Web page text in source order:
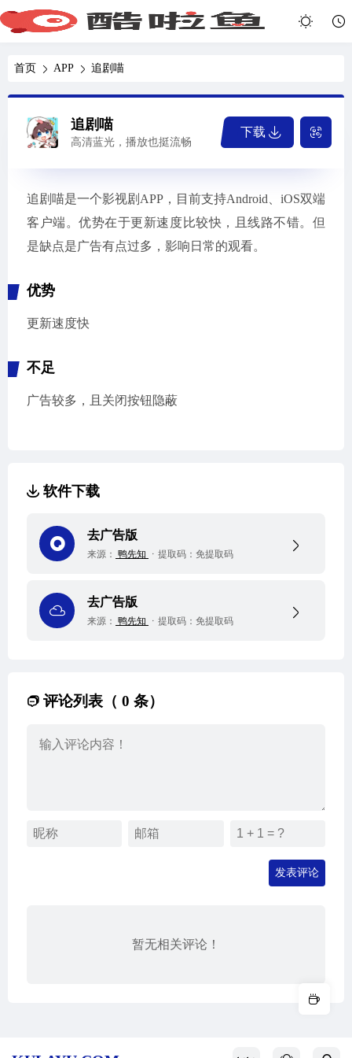
首页 APP 追剧喵
追剧喵
高清蓝光，播放也挺流畅
下载
追剧喵是一个影视剧APP，目前支持Android、iOS双端
客户端。优势在于更新速度比较快，且线路不错。但
是缺点是广告有点过多，影响日常的观看。
优势
更新速度快
不足
广告较多，且关闭按钮隐蔽
软件下载
去广告版
来源： 鸭先知 提取码： 免提取码
去广告版
来源： 鸭先知 提取码： 免提取码
评论列表（ 0 条）
发表评论
暂无相关评论！